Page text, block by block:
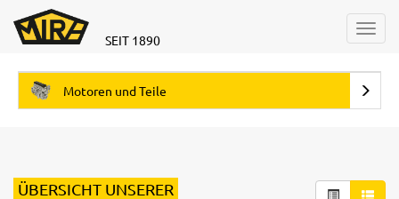
SEIT 1890
Motoren und Teile
ÜBERSICHT UNSERER